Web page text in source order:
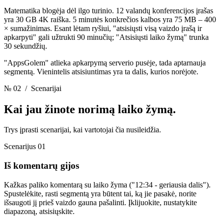
Matematika blogėja dėl ilgo turinio. 12 valandų konferencijos įrašas
yra 30 GB 4K raiška. 5 minutės konkrečios kalbos yra 75 MB – 400
× sumažinimas. Esant lėtam ryšiui, "atsisiųsti visą vaizdo įrašą ir
apkarpyti" gali užtrukti 90 minučių; "Atsisiųsti laiko žymą" trunka
30 sekundžių.
"AppsGolem" atlieka apkarpymą serverio pusėje, tada aptarnauja
segmentą. Vienintelis atsisiuntimas yra ta dalis, kurios norėjote.
№ 02 / Scenarijai
Kai jau žinote norimą laiko žymą.
Trys įprasti scenarijai, kai vartotojai čia nusileidžia.
Scenarijus 01
Iš komentarų gijos
Kažkas paliko komentarą su laiko žyma ("12:34 - geriausia dalis").
Spustelėkite, rasti segmentą yra būtent tai, ką jie pasakė, norite
išsaugoti jį prieš vaizdo gauna pašalinti. Įklijuokite, nustatykite
diapazoną, atsisiųskite.